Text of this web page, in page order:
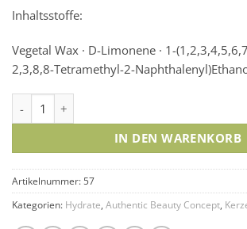
Inhaltsstoffe:
Vegetal Wax · D-Limonene · 1-
2,3,8,8-Tetramethyl-2-
Authentic Beauty Concept Memento-Kerze
IN DEN WARENKORB
Artikelnummer: 57
Kategorien: Hydrate, Authentic Beauty Concept,